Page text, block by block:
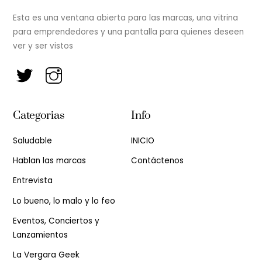
Esta es una ventana abierta para las marcas, una vitrina
para emprendedores y una pantalla para quienes deseen
ver y ser vistos
Categorias
Saludable
Hablan las marcas
Entrevista
Lo bueno, lo malo y lo feo
Eventos, Conciertos y
Lanzamientos
La Vergara Geek
Info
INICIO
Contáctenos